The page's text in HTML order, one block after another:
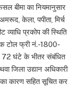
बीमा का नियमानुसार
केला, पपीता, मिर्च
व्याधि प्रकोप की स्थिति
टोल फ्री नं.-1800-
घंटे के भीतर संबंधित
जिला उद्यान अधिकारी
का कारण सहित सूचित कर